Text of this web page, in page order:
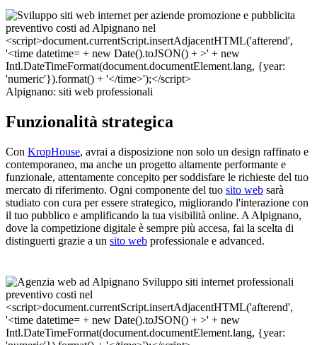
Alpignano: siti web professionali
Funzionalità strategica
Con KropHouse, avrai a disposizione non solo un design raffinato e
contemporaneo, ma anche un progetto altamente performante e
funzionale, attentamente concepito per soddisfare le richieste del tuo
mercato di riferimento. Ogni componente del tuo sito web sarà
studiato con cura per essere strategico, migliorando l'interazione con
il tuo pubblico e amplificando la tua visibilità online. A Alpignano,
dove la competizione digitale è sempre più accesa, fai la scelta di
distinguerti grazie a un sito web professionale e advanced.